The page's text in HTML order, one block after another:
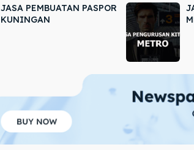
JASA PEMBUATAN PASPOR
KUNINGAN